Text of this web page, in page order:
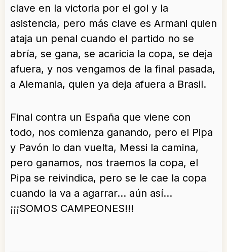
clave en la victoria por el gol y la
asistencia, pero más clave es Armani quien
ataja un penal cuando el partido no se
abría, se gana, se acaricia la copa, se deja
afuera, y nos vengamos de la final pasada,
a Alemania, quien ya deja afuera a Brasil.
Final contra un España que viene con
todo, nos comienza ganando, pero el Pipa
y Pavón lo dan vuelta, Messi la camina,
pero ganamos, nos traemos la copa, el
Pipa se reivindica, pero se le cae la copa
cuando la va a agarrar… aún así…
¡¡¡SOMOS CAMPEONES!!!